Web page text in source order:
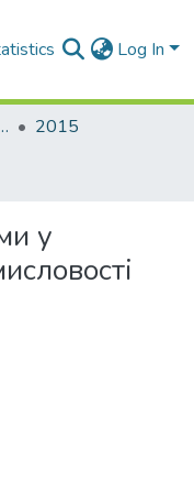
Log In
2015
у